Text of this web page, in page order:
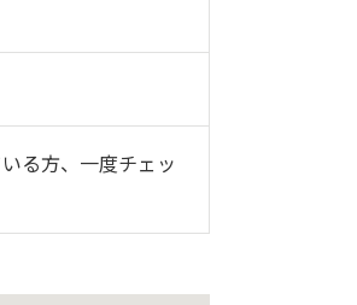
る方、一度チェッ